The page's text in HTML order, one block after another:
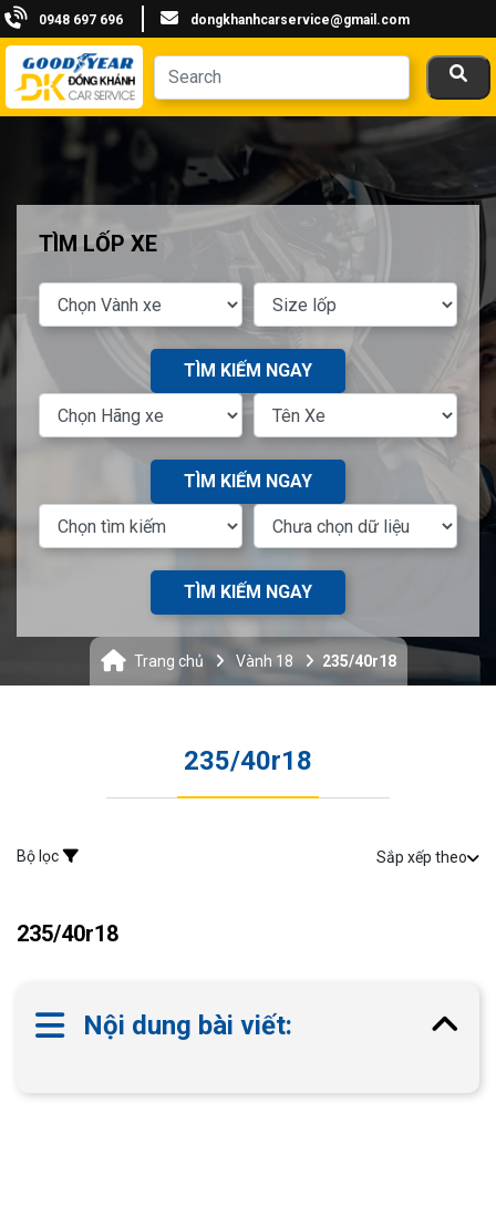
0948 697 696 dongkhanhcarservice@gmail.com
TÌM LỐP XE
TÌM KIẾM NGAY
TÌM KIẾM NGAY
TÌM KIẾM NGAY
Trang chủ Vành 18 235/40r18
235/40r18
Bộ lọc Sắp xếp theo
235/40r18
Nội dung bài viết: